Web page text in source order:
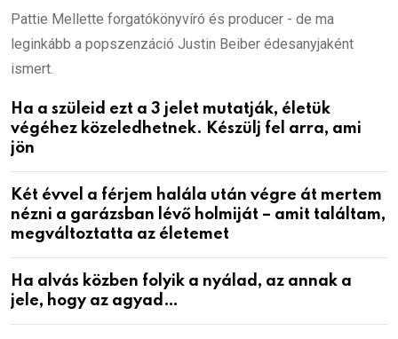
Pattie Mellette forgatókönyvíró és producer - de ma
leginkább a popszenzáció Justin Beiber édesanyjaként
ismert.
Ha a szüleid ezt a 3 jelet mutatják, életük
végéhez közeledhetnek. Készülj fel arra, ami
jön
Két évvel a férjem halála után végre át mertem
nézni a garázsban lévő holmiját – amit találtam,
megváltoztatta az életemet
Ha alvás közben folyik a nyálad, az annak a
jele, hogy az agyad…